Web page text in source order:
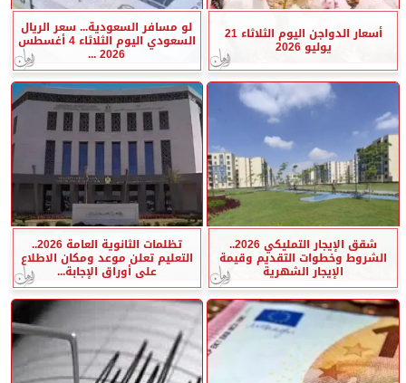
أسعار الدواجن اليوم الثلاثاء 21
يوليو 2026
لو مسافر السعودية... سعر الريال
السعودي اليوم الثلاثاء 4 أغسطس
2026 ...
شقق الإيجار التمليكي 2026..
الشروط وخطوات التقديم وقيمة
الإيجار الشهرية
تظلمات الثانوية العامة 2026..
التعليم تعلن موعد ومكان الاطلاع
على أوراق الإجابة...